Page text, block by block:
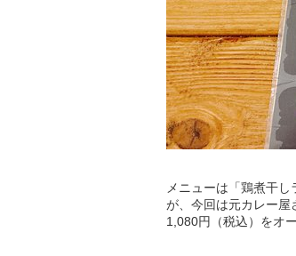
メニューは「鶏煮干
が、今回は元カレー屋
1,080円（税込）をオ